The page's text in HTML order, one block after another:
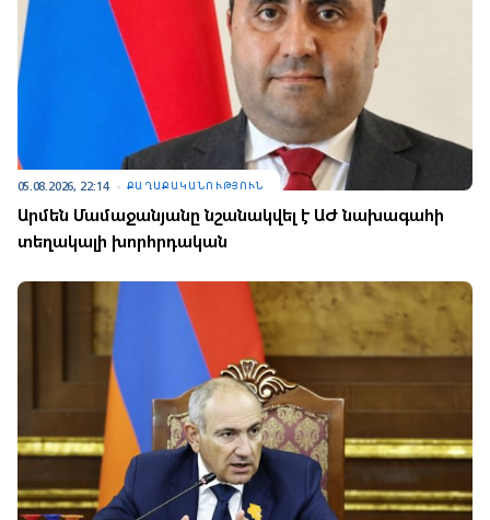
05.08.2026, 22:14 ՔԱՂԱՔԱԿԱՆՈՒԹՅՈՒՆ
Արմեն Մամաջանյանը նշանակվել է ԱԺ նախագահի
տեղակալի խորհրդական